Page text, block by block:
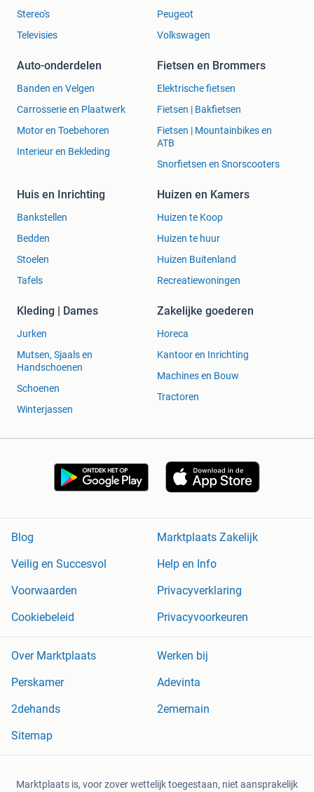
Stereo's
Televisies
Peugeot
Volkswagen
Auto-onderdelen
Banden en Velgen
Carrosserie en Plaatwerk
Motor en Toebehoren
Interieur en Bekleding
Fietsen en Brommers
Elektrische fietsen
Fietsen | Bakfietsen
Fietsen | Mountainbikes en
ATB
Snorfietsen en Snorscooters
Huis en Inrichting
Bankstellen
Bedden
Stoelen
Tafels
Huizen en Kamers
Huizen te Koop
Huizen te huur
Huizen Buitenland
Recreatiewoningen
Kleding | Dames
Jurken
Mutsen, Sjaals en
Handschoenen
Schoenen
Winterjassen
Zakelijke goederen
Horeca
Kantoor en Inrichting
Machines en Bouw
Tractoren
Blog
Marktplaats Zakelijk
Veilig en Succesvol
Help en Info
Voorwaarden
Privacyverklaring
Cookiebeleid
Privacyvoorkeuren
Over Marktplaats
Werken bij
Perskamer
Adevinta
2dehands
2ememain
Sitemap
Marktplaats is, voor zover wettelijk toegestaan, niet aansprakelijk